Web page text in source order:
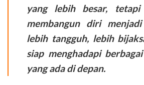
yang lebih besar,
membangun diri
lebih tangguh, lebih
siap menghadapi
yang ada di depan.